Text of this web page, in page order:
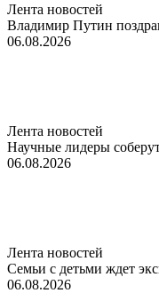
Лента новостей
Владимир Путин
06.08.2026
Лента новостей
Научные лидеры
06.08.2026
Лента новостей
Семьи с детьми ждет
06.08.2026